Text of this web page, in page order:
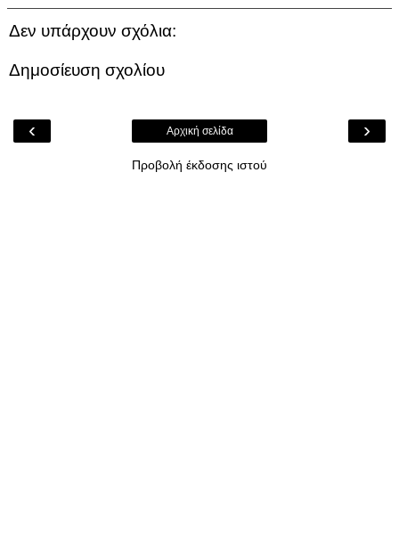
Δεν υπάρχουν σχόλια:
Δημοσίευση σχολίου
‹ ›
Αρχική σελίδα
Προβολή έκδοσης ιστού